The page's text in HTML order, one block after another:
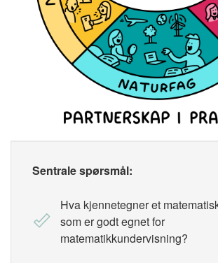
Sentrale spørsmål:
Hva kjennetegner et
som er godt egnet for
matematikkundervisning?